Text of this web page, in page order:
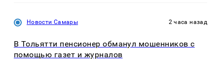
Новости Самары 2 часа назад
В Тольятти пенсионер обманул мошенников с
помощью газет и журналов